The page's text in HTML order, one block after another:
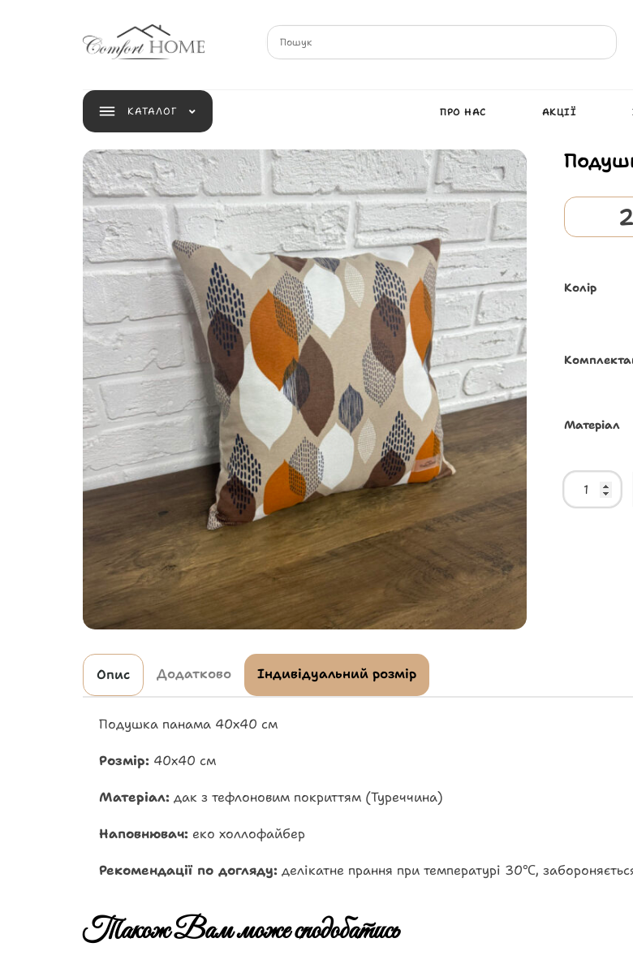
КАТАЛОГ ПРО НАС АКЦІЇ
Колір
Матеріал
Опис Додатково Індивідуальний розмір
Подушка панама 40х40 см
Розмір: 40х40 см
Матеріал: дак з тефлоновим покриттям (Туреччина)
Наповнювач: еко холлофайбер
Рекомендації по догляду: делікатне прання при температурі 30℃,
Також Вам може сподобатись